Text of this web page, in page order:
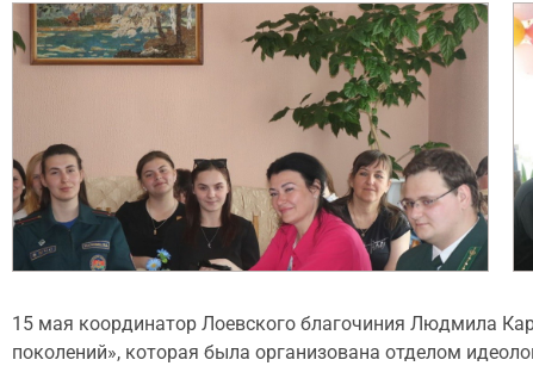
15 мая координатор Лоевского благочиния Людмила
поколений», которая была организована отделом